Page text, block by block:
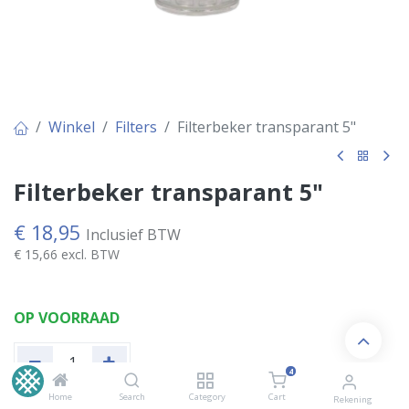
Home Search Category
4
Cart Rekening
Winkel Filters Filterbeker transparant 5"
Filterbeker transparant 5"
€ 18,95 Inclusief BTW
€ 15,66 excl. BTW
OP VOORRAAD